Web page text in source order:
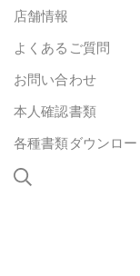
店舗情報
よくあるご質問
お問い合わせ
本人確認書類
各種書類ダウンロー